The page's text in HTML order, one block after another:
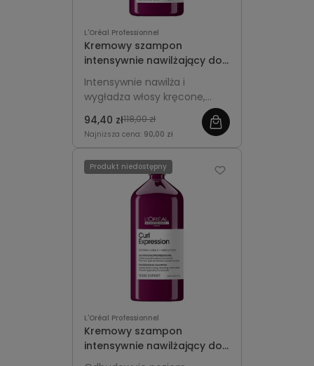
L'Oréal Professionnel
Kremowy szampon
intensywnie nawilżający do
włosów kręconych 500ml z
pompką - L'Oréal
Professionnel Curl
Expression
Intensywnie nawilża i
wygładza włosy kręcone,
podkreśla sprężystość loków i
fal. Wygodna pompka
ułatwia codzienne
94,40 zł118,00 zł
Najniższa cena: 90,00 zł
L'Oréal Professionnel
Kremowy szampon
intensywnie nawilżający do
włosów kręconych 1500ml -
Produkt niedostępny